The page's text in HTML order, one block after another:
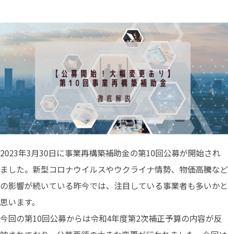
2023年3月30日に事業再構築補助金の第10回公募が開始され
ました。新型コロナウイルスやウクライナ情勢、物価高騰など
の影響が続いている昨今では、注目している事業者も多いかと
思います。
今回の第10回公募からは令和4年度第2次補正予算の内容が反